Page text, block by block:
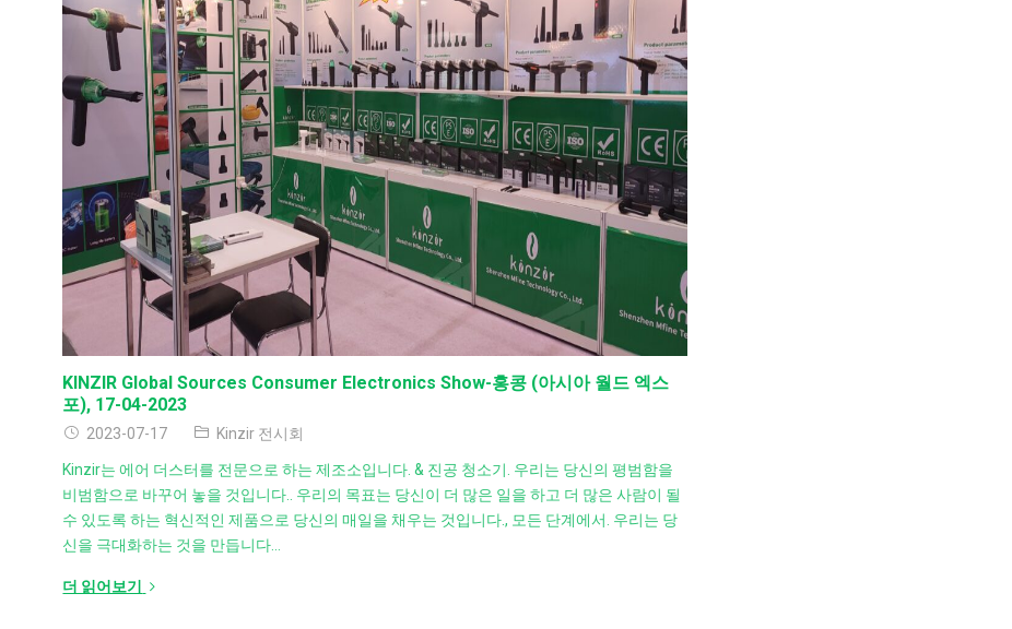
KINZIR Global Sources Consumer Electronics Show-홍콩 (아시아 월드 엑스
포), 17-04-2023
2023-07-17 Kinzir 전시회
Kinzir는 에어 더스터를 전문으로 하는 제조소입니다. & 진공 청소기. 우리는 당신의 평범함을
비범함으로 바꾸어 놓을 것입니다.. 우리의 목표는 당신이 더 많은 일을 하고 더 많은 사람이 될
수 있도록 하는 혁신적인 제품으로 당신의 매일을 채우는 것입니다., 모든 단계에서. 우리는 당
신을 극대화하는 것을 만듭니다…
더 읽어보기